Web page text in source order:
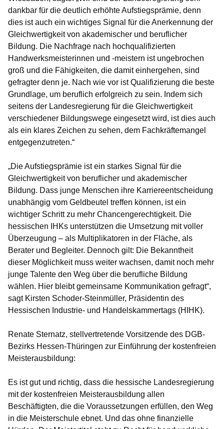
dankbar für die deutlich erhöhte Aufstiegsprämie, denn
dies ist auch ein wichtiges Signal für die Anerkennung der
Gleichwertigkeit von akademischer und beruflicher
Bildung. Die Nachfrage nach hochqualifizierten
Handwerksmeisterinnen und -meistern ist ungebrochen
groß und die Fähigkeiten, die damit einhergehen, sind
gefragter denn je. Nach wie vor ist Qualifizierung die beste
Grundlage, um beruflich erfolgreich zu sein. Indem sich
seitens der Landesregierung für die Gleichwertigkeit
verschiedener Bildungswege eingesetzt wird, ist dies auch
als ein klares Zeichen zu sehen, dem Fachkräftemangel
entgegenzutreten.“
„Die Aufstiegsprämie ist ein starkes Signal für die
Gleichwertigkeit von beruflicher und akademischer
Bildung. Dass junge Menschen ihre Karriereentscheidung
unabhängig vom Geldbeutel treffen können, ist ein
wichtiger Schritt zu mehr Chancengerechtigkeit. Die
hessischen IHKs unterstützen die Umsetzung mit voller
Überzeugung – als Multiplikatoren in der Fläche, als
Berater und Begleiter. Dennoch gilt: Die Bekanntheit
dieser Möglichkeit muss weiter wachsen, damit noch mehr
junge Talente den Weg über die berufliche Bildung
wählen. Hier bleibt gemeinsame Kommunikation gefragt“,
sagt Kirsten Schoder-Steinmüller, Präsidentin des
Hessischen Industrie- und Handelskammertags (HIHK).
Renate Sternatz, stellvertretende Vorsitzende des DGB-
Bezirks Hessen-Thüringen zur Einführung der kostenfreien
Meisterausbildung:
Es ist gut und richtig, dass die hessische Landesregierung
mit der kostenfreien Meisterausbildung allen
Beschäftigten, die die Voraussetzungen erfüllen, den Weg
in die Meisterschule ebnet. Und das ohne finanzielle